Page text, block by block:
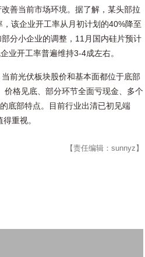
善当前市场环境。据了解，某头部拉
该企业开工率从月初计划的40%降至
分小企业的调整，11月国内硅片预计
业开工率普遍维持3-4成左右。
前光伏板块股价和基本面都位于底部
价格见底、部分环节全面亏现金、多个
底部特点。目前行业出清已初见端
重视。
【责任编辑：sunnyz】